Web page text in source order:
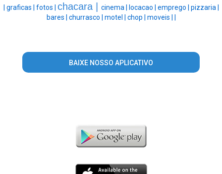
| graficas | fotos | chacara | cinema | locacao | emprego | pizzaria |
bares | churrasco | motel | chop | moveis | |
BAIXE NOSSO APLICATIVO